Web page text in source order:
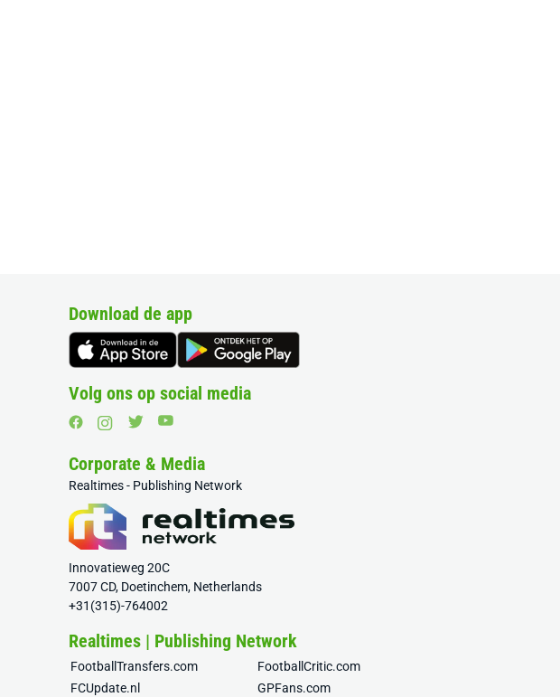
Download de app
Volg ons op social media
Corporate & Media
Realtimes - Publishing Network
Innovatieweg 20C
7007 CD, Doetinchem, Netherlands
+31(315)-764002
Realtimes | Publishing Network
FootballTransfers.com
FootballCritic.com
FCUpdate.nl
GPFans.com